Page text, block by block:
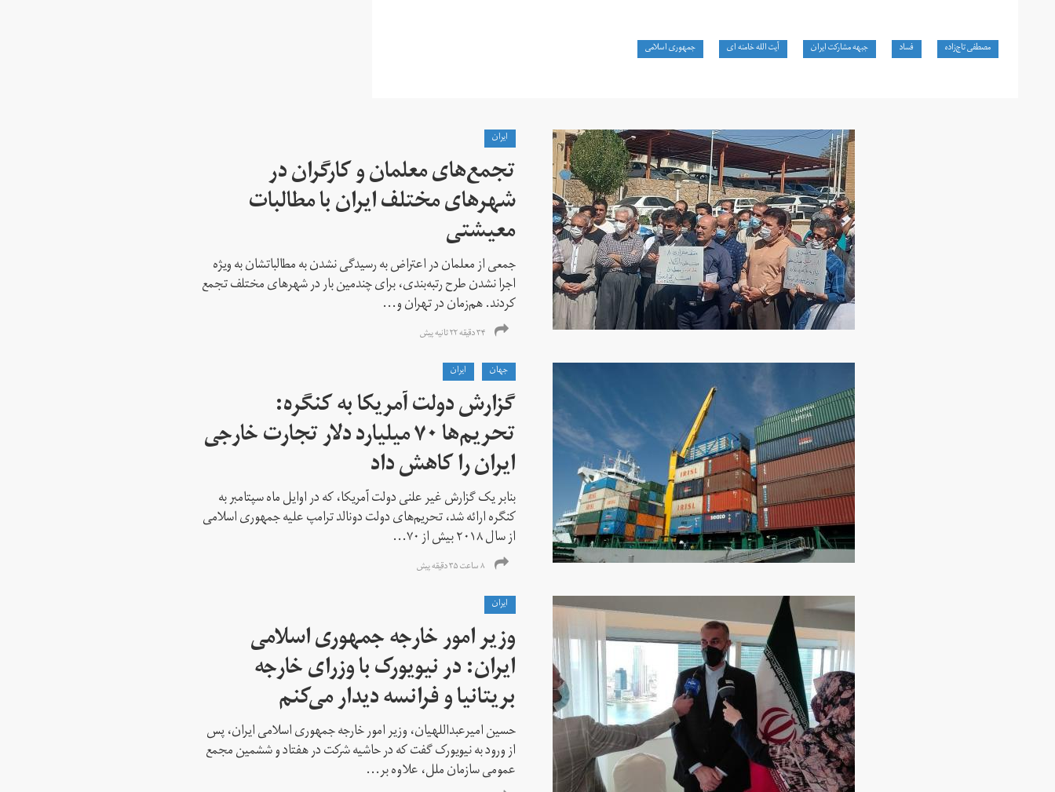
مصطفی تاج‌زاده فساد جبهه مشارکت ایران آیت الله خامنه ای جمهوری اسلامی
ايران
تجمع‌های معلمان و کارگران در
شهرهای مختلف ایران با مطالبات
معیشتی
جمعی از معلمان در اعتراض به رسیدگی نشدن به مطالباتشان به ویژه
اجرا نشدن طرح رتبه‌بندی، برای چندمین بار در شهرهای مختلف تجمع
کردند. هم‌زمان در تهران و...
۳۴ دقیقه ۲۲ ثانیه پیش
جهان
ايران
گزارش دولت آمریکا به کنگره:
تحریم‌ها ۷۰ میلیارد دلار تجارت خارجی
ایران را کاهش داد
بنابر یک گزارش غیر علنی دولت آمریکا، که در اوایل ماه سپتامبر به
کنگره ارائه شد، تحریم‌های دولت دونالد ترامپ علیه جمهوری اسلامی
از سال ۲۰۱۸ بیش از ۷۰...
۸ ساعت ۳۵ دقیقه پیش
ايران
وزیر امور خارجه جمهوری اسلامی
ایران: در نیویورک با وزرای خارجه
بریتانیا و فرانسه دیدار می‌کنم
حسین امیرعبداللهیان، وزیر امور خارجه جمهوری اسلامی ایران، پس
از ورود به نیویورک گفت که در حاشیه شرکت در هفتاد و ششمین مجمع
عمومی سازمان ملل، علاوه بر...